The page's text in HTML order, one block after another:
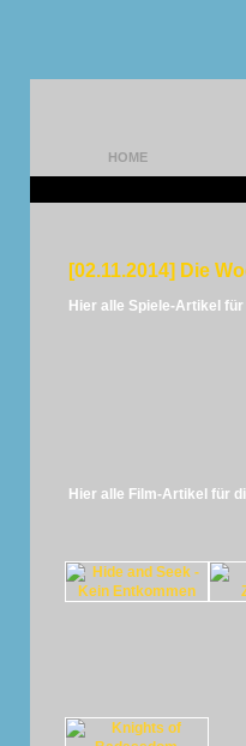
HOME
[02.11.2014] Die
Hier alle Spiele-Artikel für
Hier alle Film-Artikel für